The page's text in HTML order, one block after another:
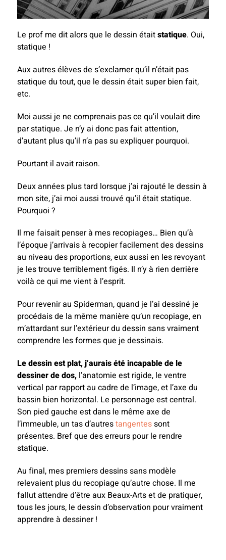
Le prof me dit alors que le dessin étaitstatique. Oui,
statique !
Aux autres élèves de s’exclamer qu’il n’était pas
statique du tout, que le dessin était super bien fait,
etc.
Moi aussi je ne comprenais pas ce qu’il voulait dire
par statique. Je n’y ai donc pas fait attention,
d’autant plus qu’il n’a pas su expliquer pourquoi.
Pourtant il avait raison.
Deux années plus tard lorsque j’ai rajouté le dessin à
mon site, j’ai moi aussi trouvé qu’il était statique.
Pourquoi ?
Il me faisait penser à mes recopiages… Bien qu’à
l’époque j’arrivais à recopier facilement des dessins
au niveau des proportions, eux aussi en les revoyant
je les trouve terriblement figés. Il n’y à rien derrière
voilà ce qui me vient à l’esprit.
Pour revenir au Spiderman, quand je l’ai dessiné je
procédais de la même manière qu’un recopiage, en
m’attardant sur l’extérieur du dessin sans vraiment
comprendre les formes que je dessinais.
Le dessin est plat, j’aurais été incapable de le
dessiner de dos, l’anatomie est rigide, le ventre
vertical par rapport au cadre de l’image, et l’axe du
bassin bien horizontal. Le personnage est central.
Son pied gauche est dans le même axe de
l’immeuble, un tas d’autrestangentessont
présentes. Bref que des erreurs pour le rendre
statique.
Au final, mes premiers dessins sans modèle
relevaient plus du recopiage qu’autre chose. Il me
fallut attendre d’être aux Beaux-Arts et de pratiquer,
tous les jours, le dessin d’observation pour vraiment
apprendre à dessiner !